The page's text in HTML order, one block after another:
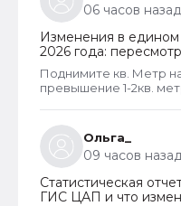
06 часов назад
Изменения в
2026 года:
новый порядок
пребывания
Поднимите кв. Метр
превышение 1-2кв.
Ольга_
09 часов
Статистическая
ГИС ЦАП и что